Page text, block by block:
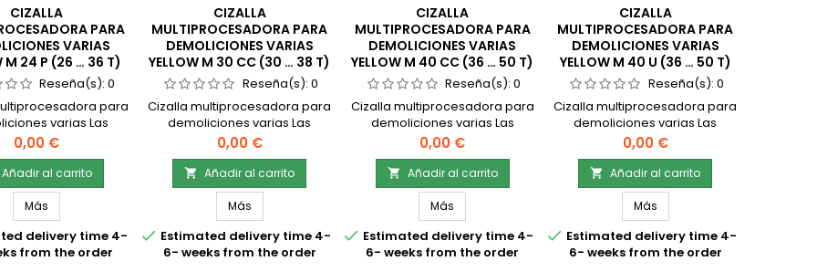
CIZALLA
PARA
VARIAS
M 24 P (26 … 36 T)
2490 KGReseña(s):0
para
varias Las
Yellow
… 36t) 2490 kg para
tienen
opciones de
La línea M de
multiprocesadoras
la demolición de
de concreto,
Precio
0,00 €
Añadir al carrito
Más
delivery time 4-
from the order
CIZALLA
MULTIPROCESADORA PARA
DEMOLICIONES VARIAS
YELLOW M 30 CC (30 … 38 T)
3080 KGReseña(s): 0
Cizalla multiprocesadora para
demoliciones varias Las
cizallas multiprocesado Yellow
M 30 CC (30 … 38t) 3080 kg
para demoliciones, tienen
diferentes opciones de
mandíbulas La línea M de
cizallas multiprocesadoras
sirven para la demolición de
estructuras de concreto,
Precio
0,00 €
 Añadir al carrito
Más
 Estimated delivery time 4-
6- weeks from the order
CIZALLA
MULTIPROCESADORA PARA
DEMOLICIONES VARIAS
YELLOW M 40 CC (36 … 50 T)
4000 KGReseña(s):0
Cizalla multiprocesadora para
demoliciones varias Las
cizallas multiprocesado Yellow
M 40 CC (36 … 50t) 4000 kg
para demoliciones, tienen
diferentes opciones de
mandíbulas La línea M de
cizallas multiprocesadoras
sirven para la demolición de
estructuras de concreto,
Precio
0,00 €
 Añadir al carrito
Más
 Estimated delivery time 4-
6- weeks from the order
CIZALLA
MULTIPROCESADORA PARA
DEMOLICIONES VARIAS
YELLOW M 40 U (36 … 50 T)
4000 KGReseña(s): 0
Cizalla multiprocesadora para
demoliciones varias Las
cizallas multiprocesado Yellow
M 40 U (36 … 50t) 4000 kg para
demoliciones, tienen
diferentes opciones de
mandíbulas La línea M de
cizallas multiprocesadoras
sirven para la demolición de
estructuras de concreto,
Precio
0,00 €
 Añadir al carrito
Más
 Estimated delivery time 4-
6- weeks from the order